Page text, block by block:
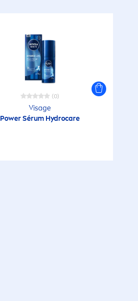
(0)
Visage
Power Sérum Hydrocare